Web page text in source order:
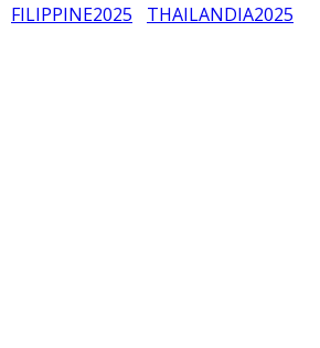
FILIPPINE2025 THAILANDIA2025